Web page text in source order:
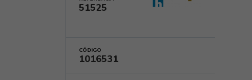
51525
CÓDIGO
1016531